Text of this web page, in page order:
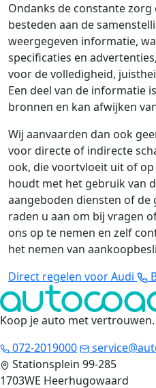
Ondanks de constante zorg
besteden aan de
weergegeven informatie,
specificaties en
voor de volledigheid,
Een deel van de informatie
bronnen en kan afwijken
Wij aanvaarden dan ook
voor directe of indirecte
ook, die voortvloeit uit of
houdt met het gebruik van
aangeboden diensten of
raden u aan om bij vragen
ons op te nemen en zelf
het nemen van
Direct regelen voor Audi
Koop je auto met vertrouwen.
072-2019000
Stationsplein 99-285
1703WE Heerhugowaard